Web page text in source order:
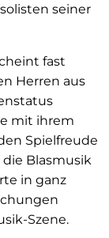
seiner
fast
Herren aus
mit ihrem
Spielfreude
Blasmusik
in ganz
Szene.